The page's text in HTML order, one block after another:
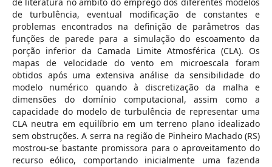
de turbulência, eventual modificação de constantes e
problemas encontrados na definição de parâmetros das
funções de parede para a simulação do escoamento da
porção inferior da Camada Limite Atmosférica (CLA). Os
mapas de velocidade do vento em microescala foram
obtidos após uma extensiva análise da sensibilidade do
modelo numérico quando à discretização da malha e
dimensões do domínio computacional, assim como a
capacidade do modelo de turbulência de representar uma
CLA neutra em equilíbrio em um terreno plano idealizado
sem obstruções. A serra na região de Pinheiro Machado (RS)
mostrou-se bastante promissora para o aproveitamento do
recurso eólico, comportando inicialmente uma fazenda